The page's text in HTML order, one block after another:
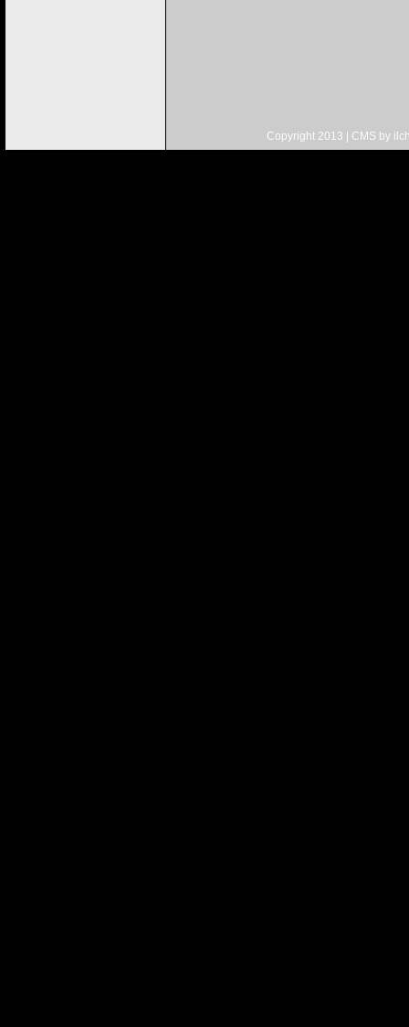
Copyright 2013 | CMS by